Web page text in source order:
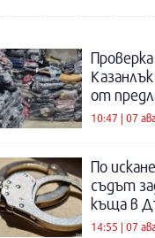
от
10:47 | 07
По
съдът
къща в
14:55 | 07